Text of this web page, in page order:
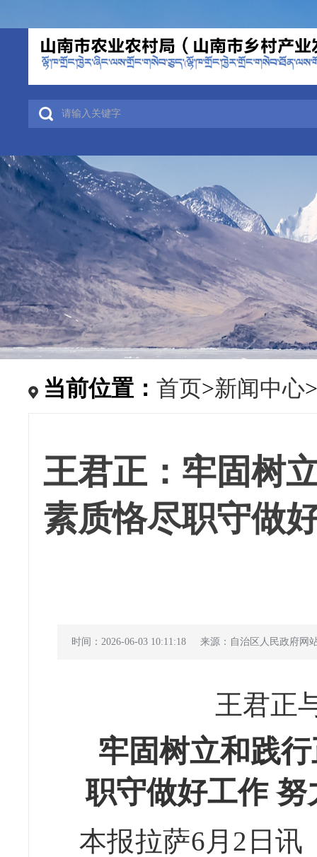
当前位置： 首页>新闻中心>
王君正：牢固树
素质恪尽职守做
时间：2026-06-03 10:11:18 来源：自治区人民政府网
王君正
牢固树立和践
职守做好工作
本报拉萨6月2日讯